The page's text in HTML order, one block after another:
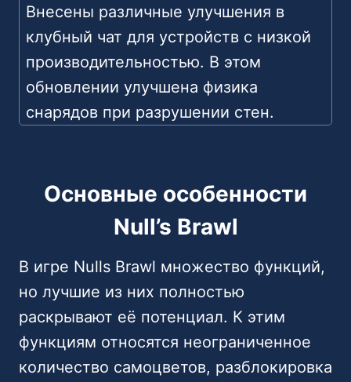
Внесены различные улучшения в
клубный чат для устройств с низкой
производительностью. В этом
обновлении улучшена физика
снарядов при разрушении стен.
Основные особенности
Null’s Brawl
В игре Nulls Brawl множество функций,
но лучшие из них полностью
раскрывают её потенциал. К этим
функциям относятся неограниченное
количество самоцветов, разблокировка